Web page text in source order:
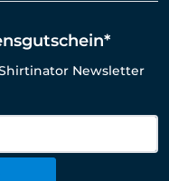
Newsletter